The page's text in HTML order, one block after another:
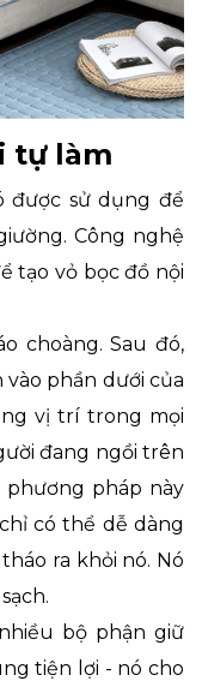
tự làm
được sử dụng để
Công nghệ
tạo vỏ bọc đồ nội
choàng. Sau đó,
phần dưới của
vị trí trong mọi
đang ngồi trên
phương pháp này
có thể dễ dàng
ra khỏi nó. Nó
bộ phận giữ
tiện lợi - nó cho